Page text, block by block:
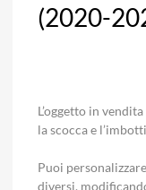
(2020-
L’oggetto in
la scocca e
Puoi
diversi,